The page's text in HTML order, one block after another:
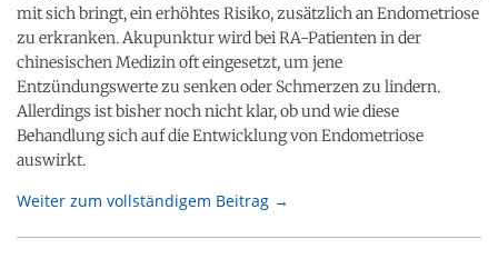
mit sich bringt, ein erhöhtes Risiko, zusätzlich an Endometriose
zu erkranken. Akupunktur wird bei RA-Patienten in der
chinesischen Medizin oft eingesetzt, um jene
Entzündungswerte zu senken oder Schmerzen zu lindern.
Allerdings ist bisher noch nicht klar, ob und wie diese
Behandlung sich auf die Entwicklung von Endometriose
auswirkt.
Weiter zum vollständigem Beitrag →